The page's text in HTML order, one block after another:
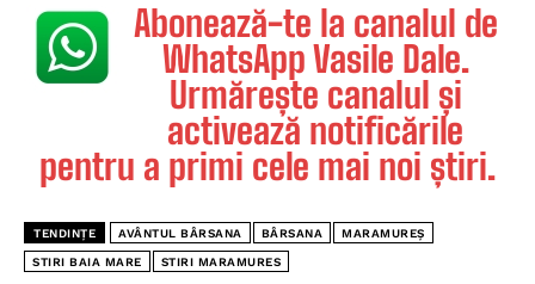
Abonează-te la canalul de
WhatsApp Vasile Dale.
Urmărește canalul și
activează notificările
pentru a primi cele mai noi știri.
TENDINȚE AVÂNTUL BÂRSANA BÂRSANA MARAMUREȘ
STIRI BAIA MARE STIRI MARAMURES